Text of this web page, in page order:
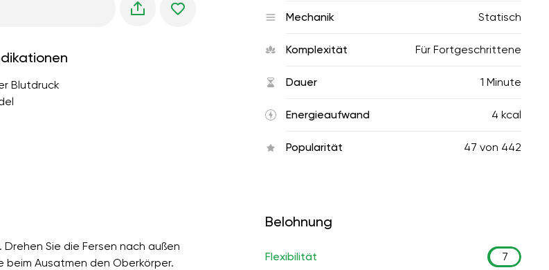
Blutdruck
Sie die Fersen nach außen
beim Ausatmen den Oberkörper.
Mechanik Statisch
Komplexität Für Fortgeschrittene
Dauer 1 Minute
Energieaufwand 4 kcal
Popularität 47 von 442
Belohnung
Flexibilität 7